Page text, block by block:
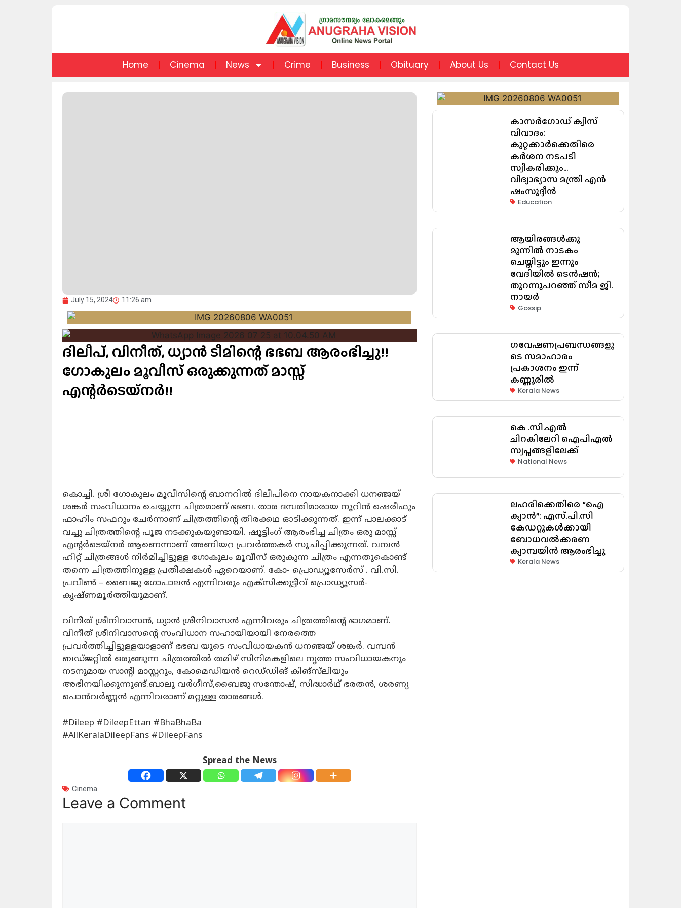
Home Cinema News Crime Business Obituary About Us Contact Us
July 15, 2024 11:26 am
ദിലീപ്, വിനീത്, ധ്യാൻ ടീമിന്റെ ഭഭബ ആരംഭിച്ചു!!
ഗോകുലം മൂവീസ് ഒരുക്കുന്നത് മാസ്സ്
എന്റർടെയ്നർ!!
കൊച്ചി. ശ്രീ ഗോകുലം മൂവീസിന്റെ ബാനറില്‍ ദിലീപിനെ നായകനാക്കി ധനഞ്ജയ്
ശങ്കര്‍ സംവിധാനം ചെയ്യുന്ന ചിത്രമാണ് ഭഭബ. താര ദമ്പതിമാരായ നൂറിൻ ഷെരീഫും
ഫാഹിം സഫറും ചേർന്നാണ് ചിത്രത്തിന്റെ തിരക്കഥ ഓടിക്കുന്നത്. ഇന്ന് പാലക്കാട്
വച്ചു ചിത്രത്തിന്റെ പൂജ നടക്കുകയുണ്ടായി. ഷൂട്ടിംഗ് ആരംഭിച്ച ചിത്രം ഒരു മാസ്സ്
എന്റർടെയ്നർ ആണെന്നാണ് അണിയറ പ്രവർത്തകർ സൂചിപ്പിക്കുന്നത്. വമ്പൻ
ഹിറ്റ് ചിത്രങ്ങൾ നിർമിച്ചിട്ടുള്ള ഗോകുലം മൂവീസ് ഒരുകുന്ന ചിത്രം എന്നതുകൊണ്ട്
തന്നെ ചിത്രത്തിനുള്ള പ്രതീക്ഷകൾ ഏറെയാണ്. കോ- പ്രൊഡ്യൂസേര്‍സ് . വി.സി.
പ്രവീണ്‍ – ബൈജു ഗോപാലൻ എന്നിവരും എക്‌സിക്കുട്ടീവ് പ്രൊഡ്യൂസര്‍-
കൃഷ്ണമൂര്‍ത്തിയുമാണ്.
വിനീത് ശ്രീനിവാസൻ, ധ്യാൻ ശ്രീനിവാസൻ എന്നിവരും ചിത്രത്തിന്റെ ഭാഗമാണ്.
വിനീത് ശ്രീനിവാസന്റെ സംവിധാന സഹായിയായി നേരത്തെ
പ്രവർത്തിച്ചിട്ടുള്ളയാളാണ് ഭഭബ യുടെ സംവിധായകൻ ധനഞ്ജയ് ശങ്കര്‍. വമ്പൻ
ബഡ്ജറ്റിൽ ഒരുങ്ങുന്ന ചിത്രത്തിൽ തമിഴ് സിനിമകളിലെ നൃത്ത സംവിധായകനും
നടനുമായ സാന്റി മാസ്റ്ററും, കോമെഡിയൻ റെഡ്‌ഡിങ് കിങ്സ്‌ലിയും
അഭിനയിക്കുന്നുണ്ട്.ബാലു വർഗീസ്,ബൈജു സന്തോഷ്‌, സിദ്ധാർഥ് ഭരതൻ, ശരണ്യ
പൊൻവർണ്ണൻ എന്നിവരാണ് മറ്റുള്ള താരങ്ങൾ.
#Dileep #DileepEttan #BhaBhaBa
#AllKeralaDileepFans #DileepFans
Spread the News
Cinema
Leave a Comment
കാസർഗോഡ് ക്വിസ്
വിവാദം:
കുറ്റക്കാർക്കെതിരെ
കർശന നടപടി
സ്വീകരിക്കും…
വിദ്യാഭ്യാസ മന്ത്രി എൻ
ഷംസുദ്ദീൻ
Education
ആയിരങ്ങൾക്കു
മുന്നിൽ നാടകം
ചെയ്തിട്ടും ഇന്നും
വേദിയിൽ ടെൻഷൻ;
തുറന്നുപറഞ്ഞ് സീമ ജി.
നായർ
Gossip
ഗവേഷണപ്രബന്ധങ്ങളു
ടെ സമാഹാരം
പ്രകാശനം ഇന്ന്
കണ്ണൂരിൽ
Kerala News
കെ .സി.എൽ
ചിറകിലേറി ഐപിഎൽ
സ്വപ്നങ്ങളിലേക്ക്
National News
ലഹരിക്കെതിരെ “ഐ
ക്യാൻ”: എസ്.പി.സി
കേഡറ്റുകൾക്കായി
ബോധവൽക്കരണ
ക്യാമ്പയിൻ ആരംഭിച്ചു
Kerala News